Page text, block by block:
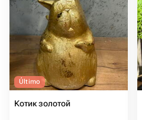
Último
Котик золотой